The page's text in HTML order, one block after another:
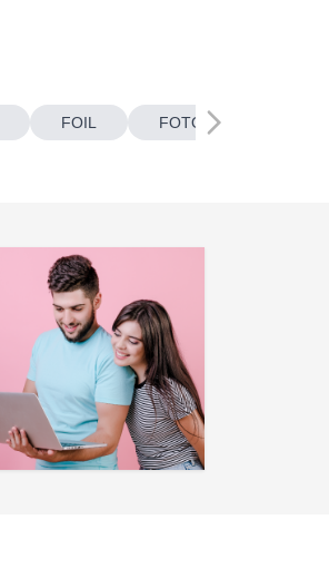
FOIL FOTOBOTONES